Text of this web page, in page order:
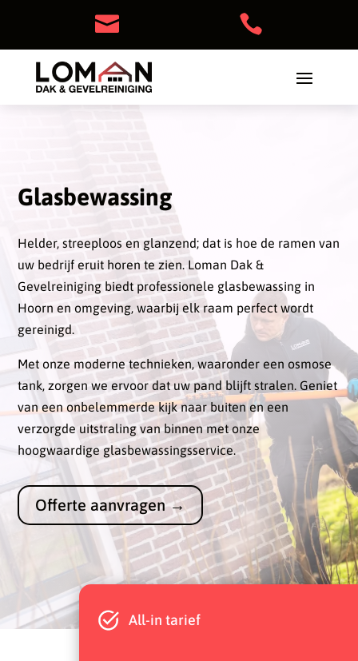
 
Glasbewassing
Helder, streeploos en glanzend; dat is hoe de ramen van
uw bedrijf eruit horen te zien. Loman Dak &
Gevelreiniging biedt professionele glasbewassing in
Hoorn en omgeving, waarbij elk raam perfect wordt
gereinigd.
Met onze moderne technieken, waaronder een osmose
tank, zorgen we ervoor dat uw pand blijft stralen. Geniet
van een onbelemmerde kijk naar buiten en een
verzorgde uitstraling van binnen met onze
hoogwaardige glasbewassingsservice.
Offerte aanvragen →
All-in tarief